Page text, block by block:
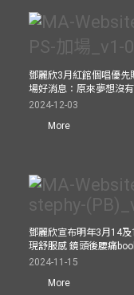
鄧麗欣3月紅館個唱優先
場好消息：原來夢想沒
2024-12-03
More
鄧麗欣宣布明年3月14
現舒服感 鏡頭後腰痛
2024-11-15
More